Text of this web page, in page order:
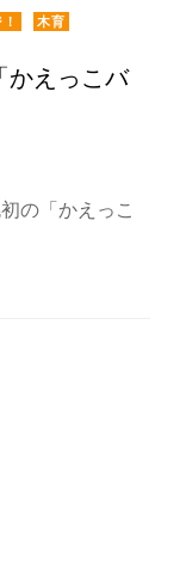
木育
かえっこバ
の「かえっこ